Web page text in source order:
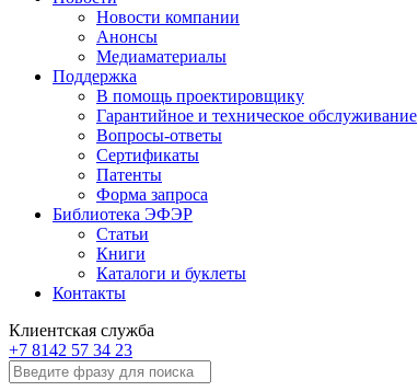
Новости компании
Анонсы
Медиаматериалы
Поддержка
В помощь проектировщику
Гарантийное и техническое обслуживание
Вопросы-ответы
Сертификаты
Патенты
Форма запроса
Библиотека ЭФЭР
Статьи
Книги
Каталоги и буклеты
Контакты
Клиентская служба
+7 8142 57 34 23